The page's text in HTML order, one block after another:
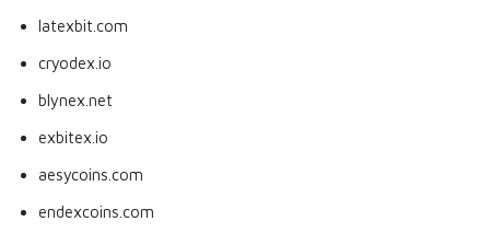
latexbit.com
cryodex.io
blynex.net
exbitex.io
aesycoins.com
endexcoins.com